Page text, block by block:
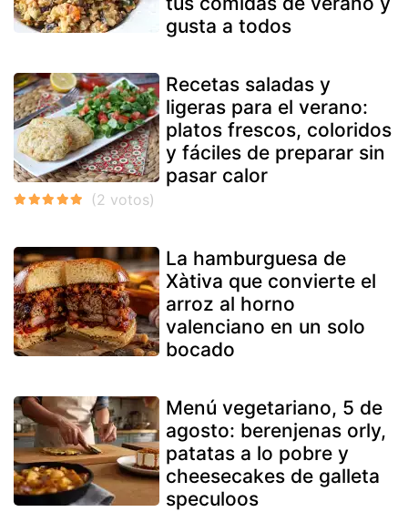
gusta a todos
Recetas saladas y
ligeras para el verano:
platos frescos, coloridos
y fáciles de preparar sin
pasar calor
La hamburguesa de
Xàtiva que convierte el
arroz al horno
valenciano en un solo
bocado
Menú vegetariano, 5 de
agosto: berenjenas orly,
patatas a lo pobre y
cheesecakes de galleta
speculoos